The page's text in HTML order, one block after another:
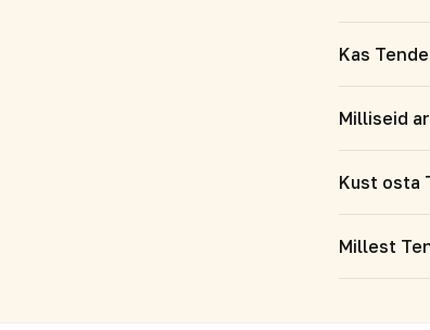
Kas
Milliseid
Kust osta
Millest